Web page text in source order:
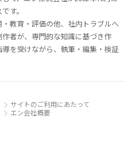
す。
・教育・評価の他、社内トラブルへ
者が、専門的な知識に基づき作
を受けながら、執筆・編集・検証
サイトのご利用にあたって
エン会社概要